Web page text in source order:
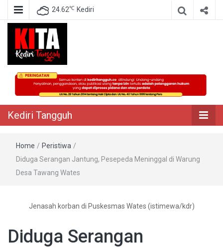
24.62℃ Kediri
Kediri Tangguh
Berita Akurat Terpercaya
Kediri Tangguh
Home / Peristiwa /
Diduga Serangan Jantung, Pesepeda Meninggal di Warung
Desa Tawang Wates
Jenasah korban di Puskesmas Wates (istimewa/kdr)
Diduga Serangan